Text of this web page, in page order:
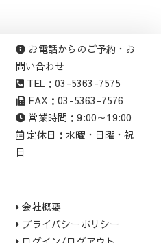
お電話からのご予約・お
問い合わせ
TEL：03-5363-7575
FAX：03-5363-7576
営業時間：9:00～19:00
定休日：水曜・日曜・祝
日
会社概要
プライバシーポリシー